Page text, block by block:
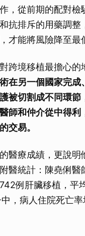
，從前期的配對檢
抗排斥的用藥調整
才能將風險降至最
跨境移植最擔心的
在另一個國家完成
被切割成不同環節
師和仲介從中得利
交易。
醫療成績，更說明
醫統計：陳堯俐醫
例肝臟移植，平
，病人住院死亡